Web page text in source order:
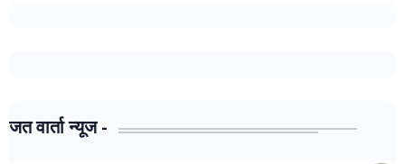
जत वार्ता न्यूज -